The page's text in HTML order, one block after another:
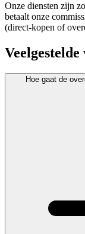
Onze diensten zijn
betaalt onze
(direct-kopen of
Veelgestelde
Hoe gaat de